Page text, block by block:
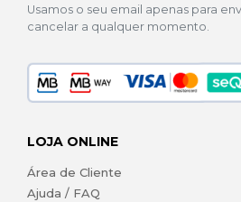
Usamos o seu email apenas para
cancelar a qualquer momento.
LOJA ONLINE
Área de Cliente
Ajuda / FAQ